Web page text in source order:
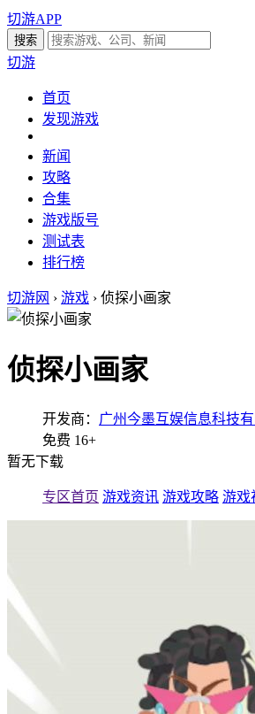
切游APP
切游
首页
发现游戏
新闻
攻略
合集
游戏版号
测试表
排行榜
切游网 › 游戏 › 侦探小画家
侦探小画家
开发商： 广州今墨互娱信息科技
免费 16+
暂无下载
专区首页 游戏资讯 游戏攻略 游戏